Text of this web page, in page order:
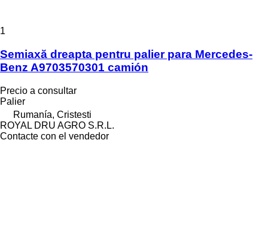
1
Semiaxă dreapta pentru palier para Mercedes-
Benz A9703570301 camión
Precio a consultar
Palier
Rumanía, Cristesti
ROYAL DRU AGRO S.R.L.
Contacte con el vendedor